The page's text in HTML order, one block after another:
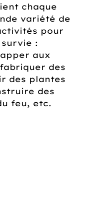
chaque
variété de
pour
:
aux
des
des plantes
des
feu, etc.